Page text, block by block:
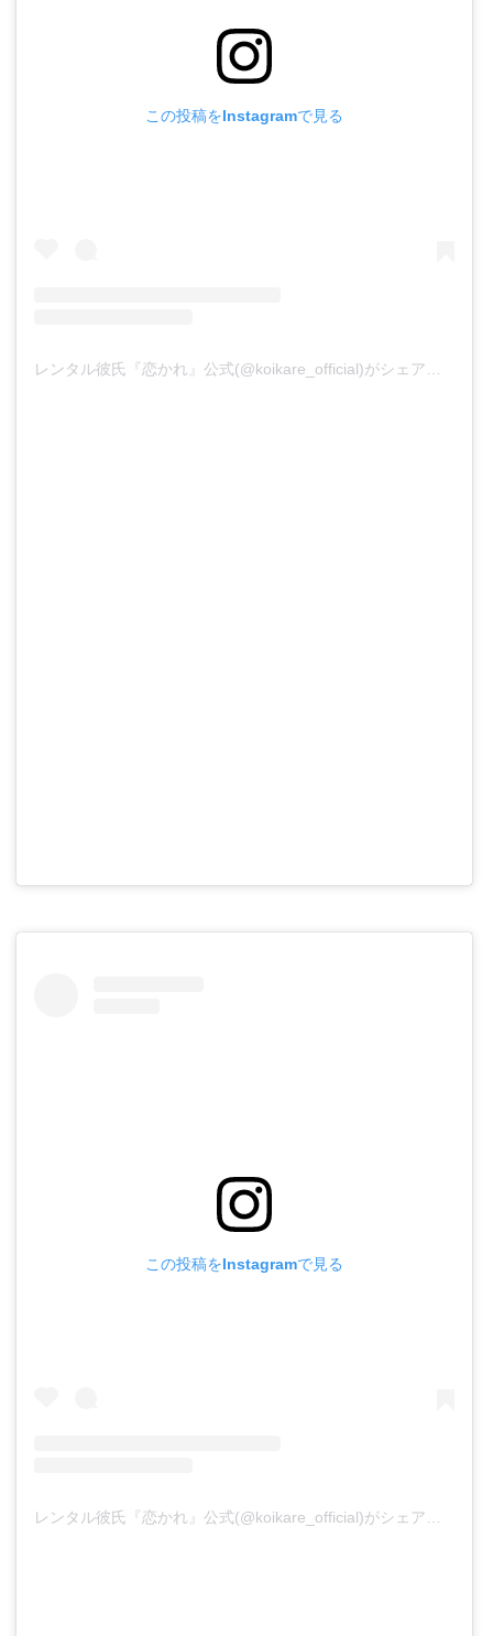
この投稿をInstagramで見る
レンタル彼氏『恋かれ』公式(@koikare_official)がシェアした投稿
この投稿をInstagramで見る
レンタル彼氏『恋かれ』公式(@koikare_official)がシェアした投稿